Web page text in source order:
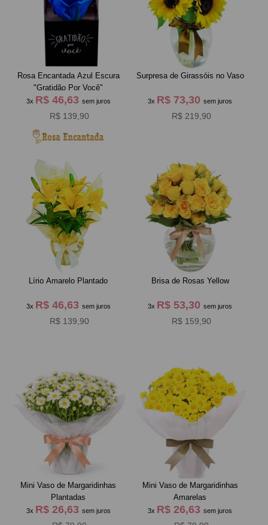
Rosa Encantada Azul Escura
"Gratidão Por Você"
3x R$ 46,63 sem juros
R$ 139,90
Surpresa de Girassóis no Vaso
3x R$ 73,30sem juros
R$ 219,90
Lírio Amarelo Plantado
3x R$ 46,63 sem juros
R$ 139,90
Brisa de Rosas Yellow
3x R$ 53,30sem juros
R$ 159,90
Mini Vaso de Margaridinhas
Plantadas
3x R$ 26,63 sem juros
Mini Vaso de Margaridinhas
Amarelas
3x R$ 26,63sem juros